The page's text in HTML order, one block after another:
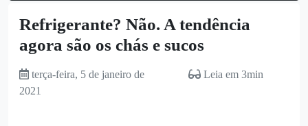
Refrigerante? Não. A tendência
agora são os chás e sucos
terça-feira, 5 de janeiro de
2021
Leia em 3min